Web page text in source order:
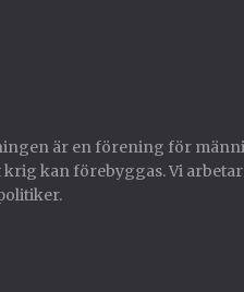
är en förening för
kan förebyggas. Vi